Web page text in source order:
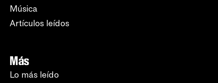
Música
Artículos leídos
Más
Lo más leído